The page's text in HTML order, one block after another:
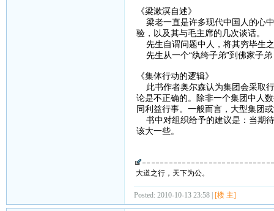
《梁漱溟自述》
梁老一直是许多现代中国人的心
验，以及其与毛主席的几次谈话。
先生自谓问题中人，将其穷毕生
先生从一个“纨绔子弟”到佛家子
《集体行动的逻辑》
此书作者奥尔森认为集团会采取
论是不正确的。除非一个集团中人
同利益行事。一般而言，大型集团
书中对组织给予的建议是：当期
该大一些。
大道之行，天下为公。
Posted: 2010-10-13 23:58 | [楼 主]